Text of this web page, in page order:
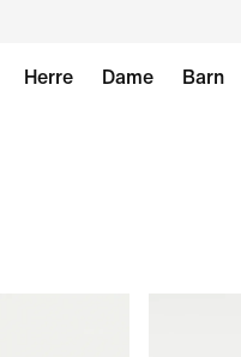
Herre Dame Barn